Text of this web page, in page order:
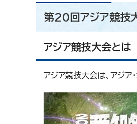
第20回アジア競技
アジア競技大会とは
アジア競技大会は、アジア